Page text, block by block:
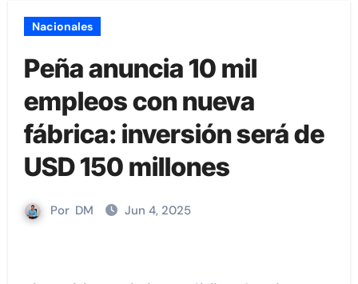
Nacionales
Peña anuncia 10 mil
empleos con nueva
fábrica: inversión será de
USD 150 millones
Por DM Jun 4, 2025